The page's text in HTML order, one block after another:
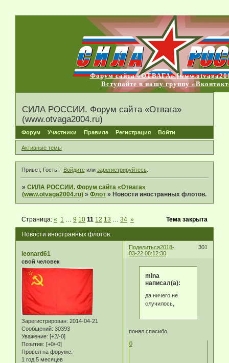
Форум сайта «ОТВАГА»
Вступайте в нашу группу
СИЛА РОССИИ. Форум сайта «Отвага»
(www.otvaga2004.ru)
Форум Участники Правила Регистрация Войти
Активные темы
Привет, Гость! Войдитеили зарегистрируйтесь.
»СИЛА РОССИИ. Форум сайта «Отвага»
(www.otvaga2004.ru) »Флот » Новости иностранных флотов.
Новости иностранных флотов.
Страница:« 1 9 10 11 12 13 34 » Тема закрыта
Поделиться 301
2018-
03-22 08:12:30
leonard61
свой человек
Зарегистрирован: 2014-04-21
Сообщений: 30393
Уважение: [+2/-0]
Позитив: [+0/-0]
Провел на форуме:
1 год 5 месяцев
mina
написал(а):
да ничего не
случилось,
понял спасибо
0